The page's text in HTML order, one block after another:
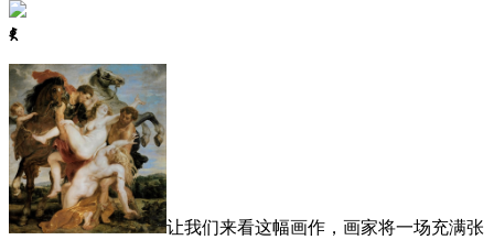
ꈅ
让我们来看这幅画作，画家将一场充满张